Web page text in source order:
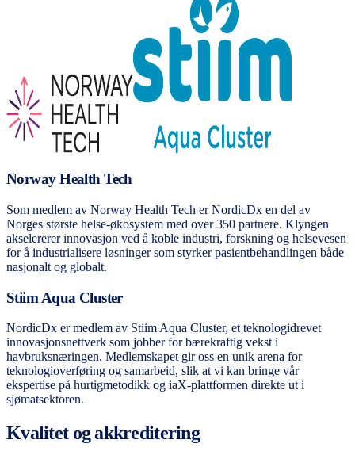
Norway Health Tech
Som medlem av Norway Health Tech er NordicDx en del av
Norges største helse-økosystem med over 350 partnere. Klyngen
akselererer innovasjon ved å koble industri, forskning og helsevesen
for å industrialisere løsninger som styrker pasientbehandlingen både
nasjonalt og globalt.
Stiim Aqua Cluster
NordicDx er medlem av Stiim Aqua Cluster, et teknologidrevet
innovasjonsnettverk som jobber for bærekraftig vekst i
havbruksnæringen. Medlemskapet gir oss en unik arena for
teknologioverføring og samarbeid, slik at vi kan bringe vår
ekspertise på hurtigmetodikk og iaX-plattformen direkte ut i
sjømatsektoren.
Kvalitet og akkreditering